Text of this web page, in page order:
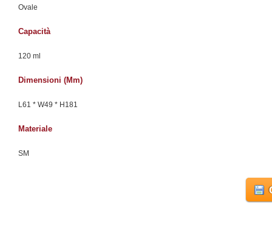
Ovale
Capacità
120 ml
Dimensioni (mm)
L61 * W49 * H181
Materiale
SM